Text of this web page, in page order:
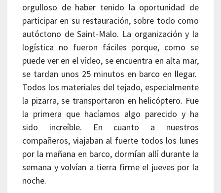
orgulloso de haber tenido la oportunidad de
participar en su restauración, sobre todo como
autóctono de Saint-Malo. La organización y la
logística no fueron fáciles porque, como se
puede ver en el vídeo, se encuentra en alta mar,
se tardan unos 25 minutos en barco en llegar.
Todos los materiales del tejado, especialmente
la pizarra, se transportaron en helicóptero. Fue
la primera que hacíamos algo parecido y ha
sido increíble. En cuanto a nuestros
compañeros, viajaban al fuerte todos los lunes
por la mañana en barco, dormían allí durante la
semana y volvían a tierra firme el jueves por la
noche.